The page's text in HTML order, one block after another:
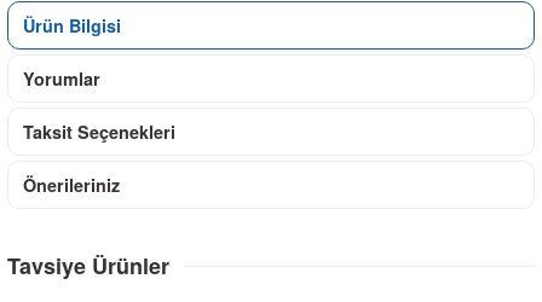
Ürün Bilgisi
Yorumlar
Taksit Seçenekleri
Önerileriniz
Tavsiye Ürünler